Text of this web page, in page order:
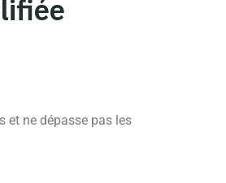
et ne dépasse pas les